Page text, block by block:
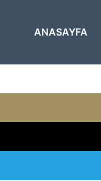
ANASAYFA